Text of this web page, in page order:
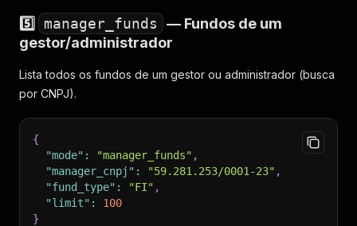
5️⃣ manager_funds
— Fundos de um
gestor/administrador
Lista todos os fundos de um gestor ou administrador (busca
por CNPJ).
{
"mode" : "manager_funds" ,
"manager_cnpj" : "59.281.253/0001-23" ,
"fund_type" : "FI" ,
"limit" :
100
}